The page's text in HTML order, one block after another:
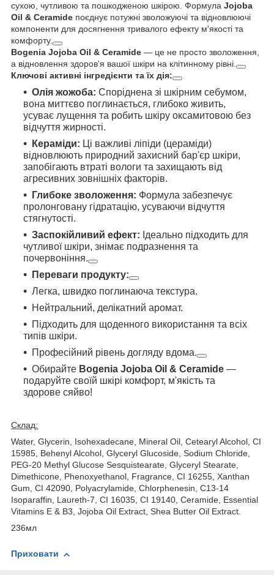
сухою, чутливою та пошкодженою шкірою. Формула Jojoba
Oil & Ceramide поєднує потужні зволожуючі та відновлюючі
компоненти для досягнення тривалого ефекту м'якості та
комфорту.
Bogenia Jojoba Oil & Ceramide — це не просто зволоження,
а відновлення здоров'я вашої шкіри на клітинному рівні.
Ключові активні інгредієнти та їх дія:
Олія жожоба: Споріднена зі шкірним себумом,
вона миттєво поглинається, глибоко живить,
усуває лущення та робить шкіру оксамитовою без
відчуття жирності.
Кераміди: Ці важливі ліпіди (цераміди)
відновлюють природний захисний бар'єр шкіри,
запобігають втраті вологи та захищають від
агресивних зовнішніх факторів.
Глибоке зволоження: Формула забезпечує
пролонговану гідратацію, усуваючи відчуття
стягнутості.
Заспокійливий ефект: Ідеально підходить для
чутливої шкіри, знімає подразнення та
почервоніння.
Переваги продукту:
Легка, швидко поглинаюча текстура.
Нейтральний, делікатний аромат.
Підходить для щоденного використання та всіх
типів шкіри.
Професійний рівень догляду вдома.
Обирайте Bogenia Jojoba Oil & Ceramide —
подаруйте своїй шкірі комфорт, м'якість та
здорове сяйво!
Склад:
Water, Glycerin, Isohexadecane, Mineral Oil, Cetearyl Alcohol, CI
15985, Behenyl Alcohol, Glyceryl Glucoside, Sodium Chloride,
PEG-20 Methyl Glucose Sesquistearate, Glyceryl Stearate,
Dimethicone, Phenoxyethanol, Fragrance, CI 16255, Xanthan
Gum, CI 42090, Polyacrylamide, Chlorphenesin, C13-14
Isoparaffin, Laureth-7, CI 16035, CI 19140, Ceramide, Essential
Vitamins E & B3, Jojoba Oil Extract, Shea Butter Oil Extract.
236мл
Приховати